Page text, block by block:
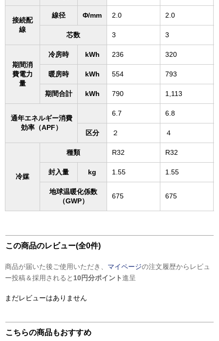
接続配
線
線径 Φ/mm 2.0 2.0
芯数 3 3
期間消
費電力
量
冷房時 kWh 236 320
暖房時 kWh 554 793
期間合計 kWh 790 1,113
通年エネルギー消費
効率（APF）
6.7 6.8
区分 ２ ４
冷媒
種類 R32 R32
封入量 kg 1.55 1.55
地球温暖化係数
（GWP）
675 675
この商品のレビュー(全0件)
商品が届いた後ご使用いただき、 マイページの注文履歴からレビュ
ー投稿＆採用されると 10円分ポイント進呈
まだレビューはありません
こちらの商品もおすすめ